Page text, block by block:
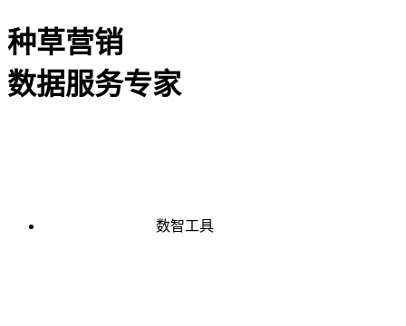
种草营销
数据服务专家
数智工具